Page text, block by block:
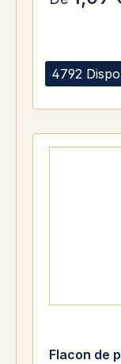
4792
Flacon de